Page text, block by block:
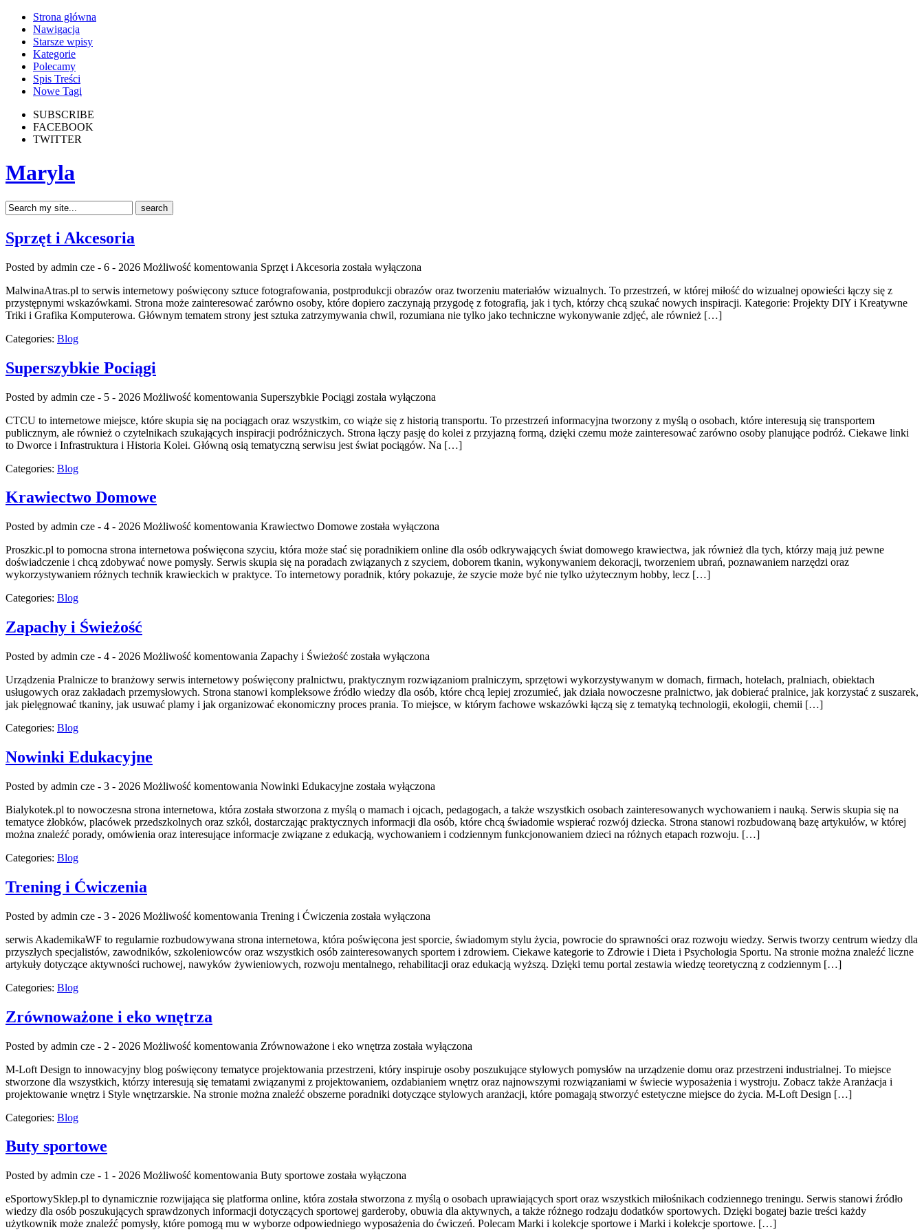
Strona główna
Nawigacja
Starsze wpisy
Kategorie
Polecamy
Spis Treści
Nowe Tagi
SUBSCRIBE
FACEBOOK
TWITTER
Maryla
Sprzęt i Akcesoria
Posted by admin cze - 6 - 2026 Możliwość komentowania Sprzęt i Akcesoria została wyłączona
MalwinaAtras.pl to serwis internetowy poświęcony sztuce fotografowania, postprodukcji obrazów oraz tworzeniu materiałów wizualnych. To przestrzeń, w której miłość do wizualnej opowieści łączy się z
przystępnymi wskazówkami. Strona może zainteresować zarówno osoby, które dopiero zaczynają przygodę z fotografią, jak i tych, którzy chcą szukać nowych inspiracji. Kategorie: Projekty DIY i Kreatywne
Triki i Grafika Komputerowa. Głównym tematem strony jest sztuka zatrzymywania chwil, rozumiana nie tylko jako techniczne wykonywanie zdjęć, ale również […]
Categories: Blog
Superszybkie Pociągi
Posted by admin cze - 5 - 2026 Możliwość komentowania Superszybkie Pociągi została wyłączona
CTCU to internetowe miejsce, które skupia się na pociągach oraz wszystkim, co wiąże się z historią transportu. To przestrzeń informacyjna tworzony z myślą o osobach, które interesują się transportem
publicznym, ale również o czytelnikach szukających inspiracji podróżniczych. Strona łączy pasję do kolei z przyjazną formą, dzięki czemu może zainteresować zarówno osoby planujące podróż. Ciekawe linki
to Dworce i Infrastruktura i Historia Kolei. Główną osią tematyczną serwisu jest świat pociągów. Na […]
Categories: Blog
Krawiectwo Domowe
Posted by admin cze - 4 - 2026 Możliwość komentowania Krawiectwo Domowe została wyłączona
Proszkic.pl to pomocna strona internetowa poświęcona szyciu, która może stać się poradnikiem online dla osób odkrywających świat domowego krawiectwa, jak również dla tych, którzy mają już pewne
doświadczenie i chcą zdobywać nowe pomysły. Serwis skupia się na poradach związanych z szyciem, doborem tkanin, wykonywaniem dekoracji, tworzeniem ubrań, poznawaniem narzędzi oraz
wykorzystywaniem różnych technik krawieckich w praktyce. To internetowy poradnik, który pokazuje, że szycie może być nie tylko użytecznym hobby, lecz […]
Categories: Blog
Zapachy i Świeżość
Posted by admin cze - 4 - 2026 Możliwość komentowania Zapachy i Świeżość została wyłączona
Urządzenia Pralnicze to branżowy serwis internetowy poświęcony pralnictwu, praktycznym rozwiązaniom pralniczym, sprzętowi wykorzystywanym w domach, firmach, hotelach, pralniach, obiektach
usługowych oraz zakładach przemysłowych. Strona stanowi kompleksowe źródło wiedzy dla osób, które chcą lepiej zrozumieć, jak działa nowoczesne pralnictwo, jak dobierać pralnice, jak korzystać z suszarek,
jak pielęgnować tkaniny, jak usuwać plamy i jak organizować ekonomiczny proces prania. To miejsce, w którym fachowe wskazówki łączą się z tematyką technologii, ekologii, chemii […]
Categories: Blog
Nowinki Edukacyjne
Posted by admin cze - 3 - 2026 Możliwość komentowania Nowinki Edukacyjne została wyłączona
Bialykotek.pl to nowoczesna strona internetowa, która została stworzona z myślą o mamach i ojcach, pedagogach, a także wszystkich osobach zainteresowanych wychowaniem i nauką. Serwis skupia się na
tematyce żłobków, placówek przedszkolnych oraz szkół, dostarczając praktycznych informacji dla osób, które chcą świadomie wspierać rozwój dziecka. Strona stanowi rozbudowaną bazę artykułów, w której
można znaleźć porady, omówienia oraz interesujące informacje związane z edukacją, wychowaniem i codziennym funkcjonowaniem dzieci na różnych etapach rozwoju. […]
Categories: Blog
Trening i Ćwiczenia
Posted by admin cze - 3 - 2026 Możliwość komentowania Trening i Ćwiczenia została wyłączona
serwis AkademikaWF to regularnie rozbudowywana strona internetowa, która poświęcona jest sporcie, świadomym stylu życia, powrocie do sprawności oraz rozwoju wiedzy. Serwis tworzy centrum wiedzy dla
przyszłych specjalistów, zawodników, szkoleniowców oraz wszystkich osób zainteresowanych sportem i zdrowiem. Ciekawe kategorie to Zdrowie i Dieta i Psychologia Sportu. Na stronie można znaleźć liczne
artykuły dotyczące aktywności ruchowej, nawyków żywieniowych, rozwoju mentalnego, rehabilitacji oraz edukacją wyższą. Dzięki temu portal zestawia wiedzę teoretyczną z codziennym […]
Categories: Blog
Zrównoważone i eko wnętrza
Posted by admin cze - 2 - 2026 Możliwość komentowania Zrównoważone i eko wnętrza została wyłączona
M-Loft Design to innowacyjny blog poświęcony tematyce projektowania przestrzeni, który inspiruje osoby poszukujące stylowych pomysłów na urządzenie domu oraz przestrzeni industrialnej. To miejsce
stworzone dla wszystkich, którzy interesują się tematami związanymi z projektowaniem, ozdabianiem wnętrz oraz najnowszymi rozwiązaniami w świecie wyposażenia i wystroju. Zobacz także Aranżacja i
projektowanie wnętrz i Style wnętrzarskie. Na stronie można znaleźć obszerne poradniki dotyczące stylowych aranżacji, które pomagają stworzyć estetyczne miejsce do życia. M-Loft Design […]
Categories: Blog
Buty sportowe
Posted by admin cze - 1 - 2026 Możliwość komentowania Buty sportowe została wyłączona
eSportowySklep.pl to dynamicznie rozwijająca się platforma online, która została stworzona z myślą o osobach uprawiających sport oraz wszystkich miłośnikach codziennego treningu. Serwis stanowi źródło
wiedzy dla osób poszukujących sprawdzonych informacji dotyczących sportowej garderoby, obuwia dla aktywnych, a także różnego rodzaju dodatków sportowych. Dzięki bogatej bazie treści każdy
użytkownik może znaleźć pomysły, które pomogą mu w wyborze odpowiedniego wyposażenia do ćwiczeń. Polecam Marki i kolekcje sportowe i Marki i kolekcje sportowe. […]